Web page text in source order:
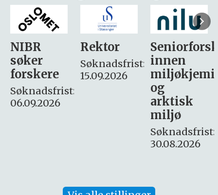
Rektor
Søknadsfrist:
15.09.2026
Seniorforsker
innen
miljøkjemi
søker
– fast
Søknadsfrist:
16. august.